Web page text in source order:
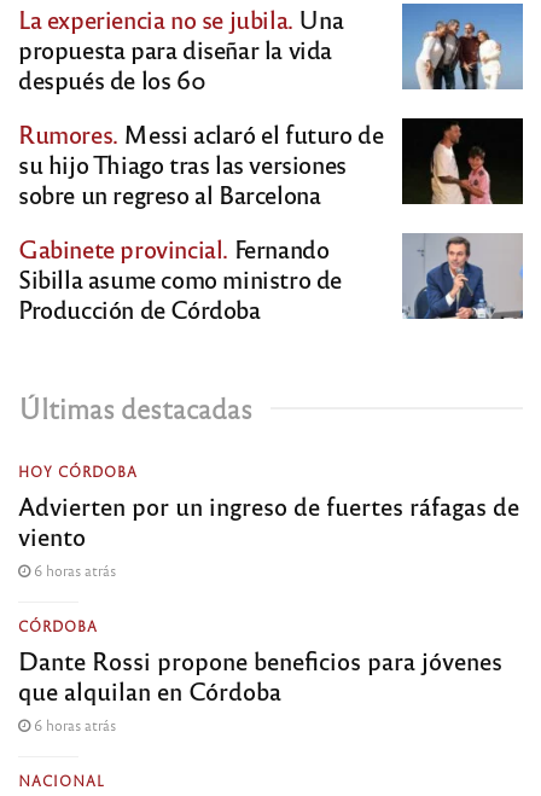
La experiencia no se jubila. Una
propuesta para diseñar la vida
después de los 60
Rumores. Messi aclaró el futuro de
su hijo Thiago tras las versiones
sobre un regreso al Barcelona
Gabinete provincial. Fernando
Sibilla asume como ministro de
Producción de Córdoba
Últimas destacadas
HOY CÓRDOBA
Advierten por un ingreso de fuertes ráfagas de
viento
6 horas atrás
CÓRDOBA
Dante Rossi propone beneficios para jóvenes
que alquilan en Córdoba
6 horas atrás
NACIONAL